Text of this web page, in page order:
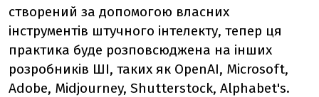
створений за допомогою власних
інструментів штучного інтелекту, тепер ця
практика буде розповсюджена на інших
розробників ШІ, таких як OpenAI, Microsoft,
Adobe, Midjourney, Shutterstock, Alphabet's.